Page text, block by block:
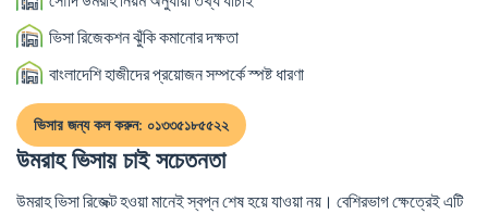
ভিসা রিজেকশন ঝুঁকি কমানোর দক্ষতা
বাংলাদেশি হাজীদের প্রয়োজন সম্পর্কে স্পষ্ট ধারণা
ভিসার জন্য কল করুন: ০১৩৩৫১৮৫৫২২
উমরাহ ভিসায় চাই সচেতনতা
উমরাহ ভিসা রিজেক্ট হওয়া মানেই স্বপ্ন শেষ হয়ে যাওয়া নয়। বেশিরভাগ ক্ষেত্রেই এটি